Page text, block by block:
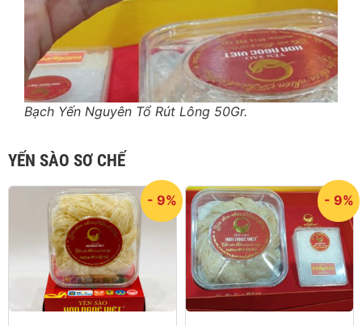
Bạch Yến Nguyên Tổ Rút Lông 50Gr.
YẾN SÀO SƠ CHẾ
- 9% - 9%